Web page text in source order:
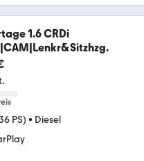
1.6 CRDi
PS) • Diesel